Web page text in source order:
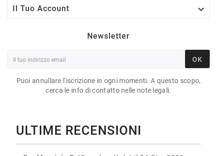
Il Tuo Account 
Newsletter
OK
Puoi annullare l'iscrizione in ogni momenti. A questo scopo,
cerca le info di contatto nelle note legali.
ULTIME RECENSIONI